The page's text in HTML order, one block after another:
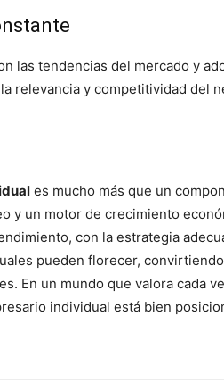
las tendencias del mercado y
relevancia y competitividad del
es mucho más que un
y un motor de crecimiento
con la estrategia
pueden florecer,
En un mundo que valora cada
individual está bien